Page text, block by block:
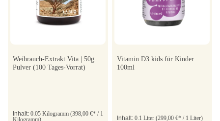
Weihrauch-Extrakt Vita | 50g
Pulver (100 Tages-Vorrat)
Inhalt: 0.05 Kilogramm (398,00 €* / 1
Kilogramm)
Vitamin D3 kids für Kinder
100ml
Inhalt: 0.1 Liter (299,00 €* / 1 Liter)